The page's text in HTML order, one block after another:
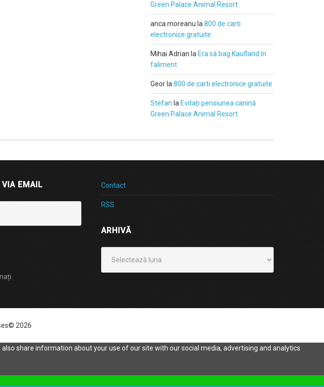
Green Palace Animal Resort
anca moreanu la 800 de carti
electronice gratuite
Mihai Adrian la Era să bag Kaufland în
faliment
Geor la 800 de carti electronice gratuite
Stefan la Evitați pensiunea canină
Green Palace Animal Resort
EMAIL Contact
RSS
ARHIVĂ
2026
share information about your use of our site with our social media, advertising and analytics